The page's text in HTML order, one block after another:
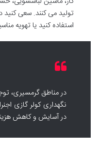
تولید می کنند. سعی کنید
استفاده کنید یا تهویه
در مناطق گرمسیری،
نگهداری کولر گازی
در آسایش و کاهش